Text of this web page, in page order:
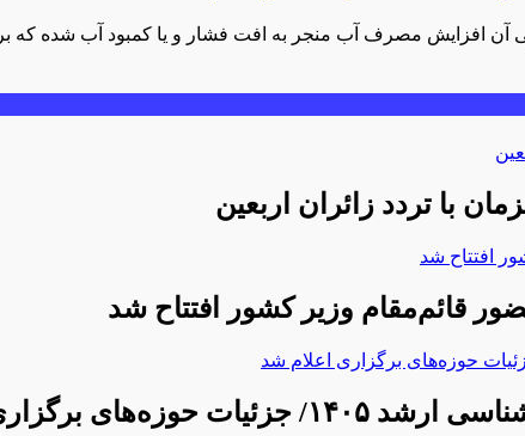
آن افزایش مصرف آب منجر به افت فشار و یا کمبود آب شده
قائم‌مقام وزیر کشور افتتاح شد